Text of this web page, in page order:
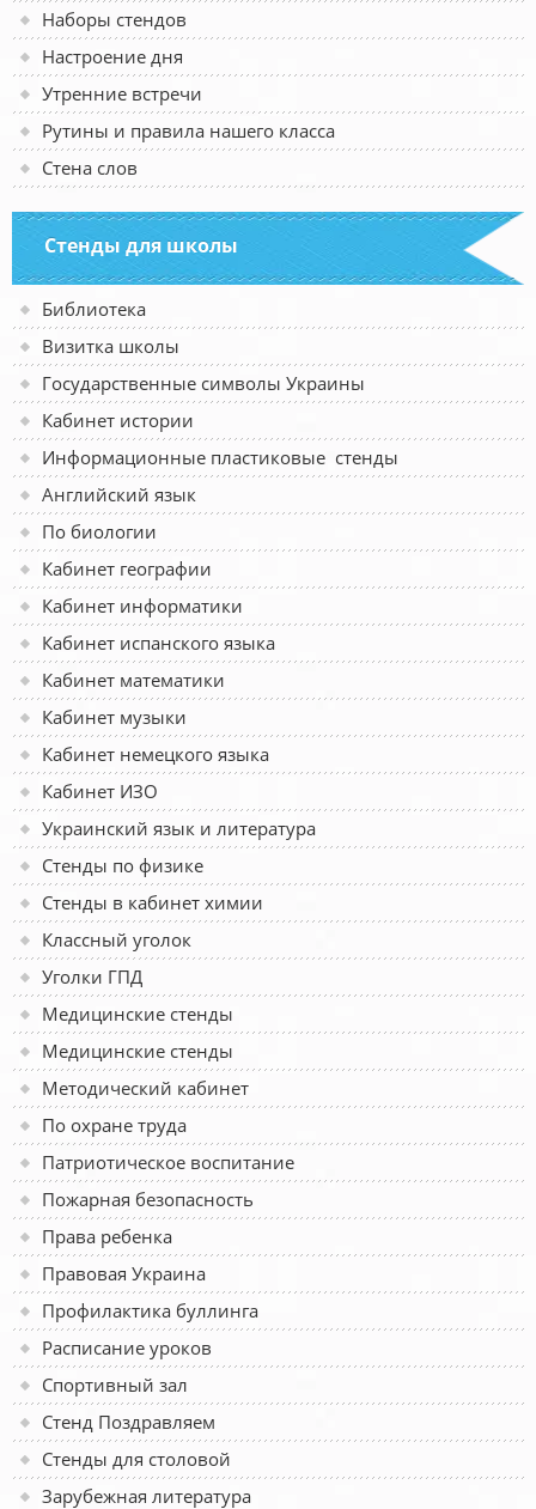
Наборы стендов
Настроение дня
Утренние встречи
Рутины и правила нашего класса
Стена слов
Стенды для школы
Библиотека
Визитка школы
Государственные символы Украины
Кабинет истории
Информационные пластиковые стенды
Английский язык
По биологии
Кабинет географии
Кабинет информатики
Кабинет испанского языка
Кабинет математики
Кабинет музыки
Кабинет немецкого языка
Кабинет ИЗО
Украинский язык и литература
Стенды по физике
Стенды в кабинет химии
Классный уголок
Уголки ГПД
Медицинские стенды
Медицинские стенды
Методический кабинет
По охране труда
Патриотическое воспитание
Пожарная безопасность
Права ребенка
Правовая Украина
Профилактика буллинга
Расписание уроков
Спортивный зал
Стенд Поздравляем
Стенды для столовой
Зарубежная литература